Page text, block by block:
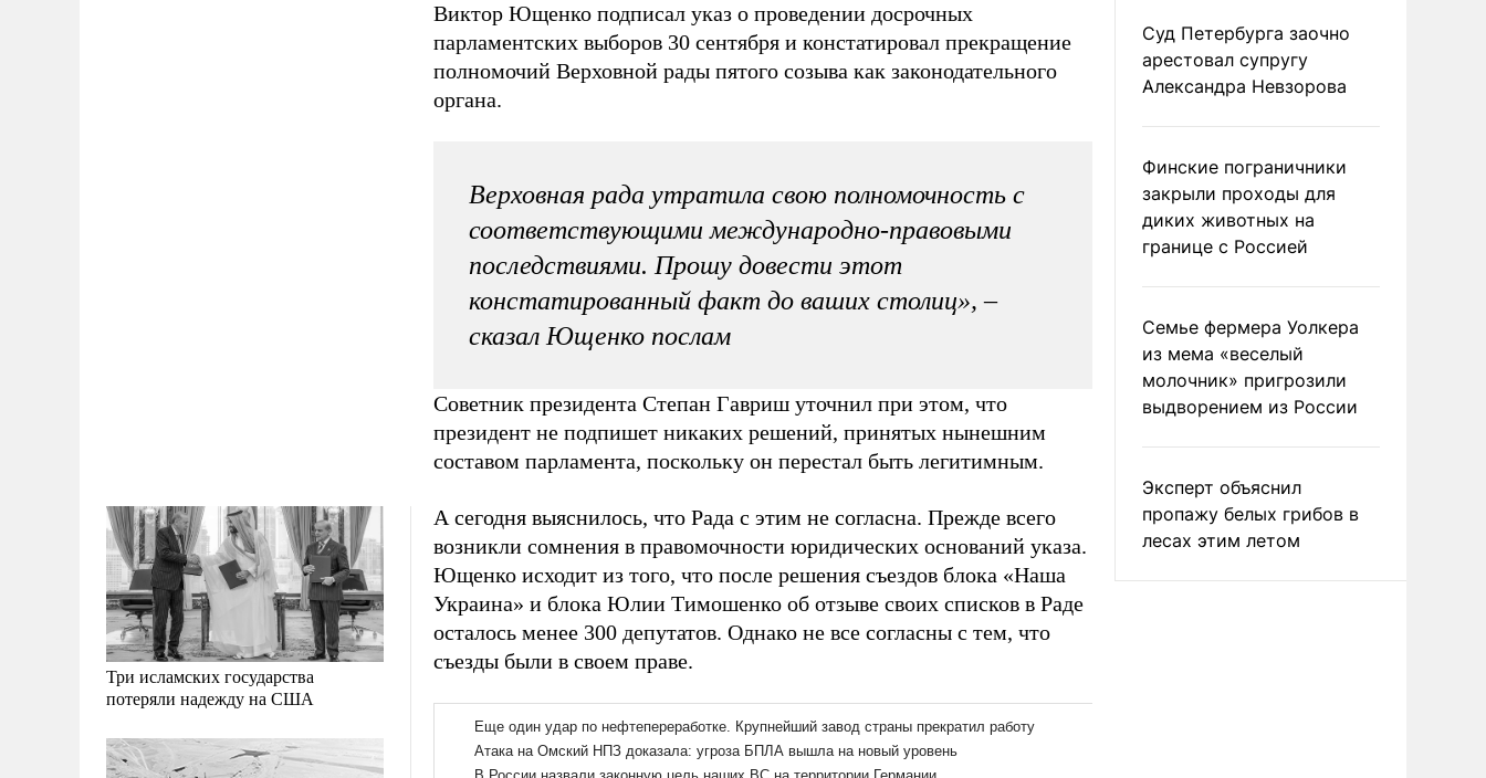
Три исламских государства
потеряли надежду на США
Виктор Ющенко подписал указ о проведении досрочных
парламентских выборов 30 сентября и констатировал прекращение
полномочий Верховной рады пятого созыва как законодательного
органа.
Верховная рада утратила свою полномочность с
соответствующими международно-правовыми
последствиями. Прошу довести этот
констатированный факт до ваших столиц», –
сказал Ющенко послам
Советник президента Степан Гавриш уточнил при этом, что
президент не подпишет никаких решений, принятых нынешним
составом парламента, поскольку он перестал быть легитимным.
А сегодня выяснилось, что Рада с этим не согласна. Прежде всего
возникли сомнения в правомочности юридических оснований указа.
Ющенко исходит из того, что после решения съездов блока «Наша
Украина» и блока Юлии Тимошенко об отзыве своих списков в Раде
осталось менее 300 депутатов. Однако не все согласны с тем, что
съезды были в своем праве.
Суд Петербурга заочно
арестовал супругу
Александра Невзорова
Финские пограничники
закрыли проходы для
диких животных на
границе с Россией
Семье фермера Уолкера
из мема «веселый
молочник» пригрозили
выдворением из России
Эксперт объяснил
пропажу белых грибов в
лесах этим летом